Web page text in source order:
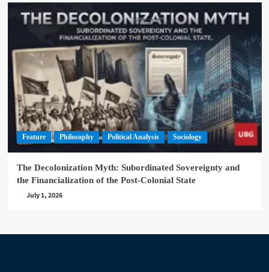
Feature Philosophy Political Analysis Sociology
The Decolonization Myth: Subordinated Sovereignty and
the Financialization of the Post-Colonial State
July 1, 2026